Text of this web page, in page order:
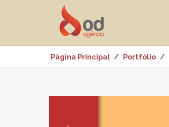
Página Principal Portfólio